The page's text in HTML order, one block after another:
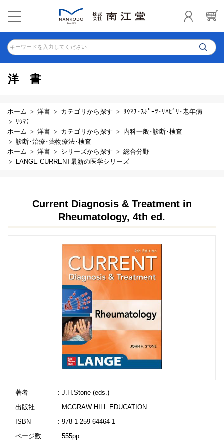
キーワードを入力してください
洋書
ホーム 洋書 カテゴリから探す
ﾘｳﾏﾁ･ｽﾎﾟｰﾂ･ﾘﾊﾋﾞﾘ･老年病
ﾘｳﾏﾁ
ホーム
洋書 カテゴリから探す
内科一般･診断･検査
診断･治療･薬物療法･検査
ホーム
洋書 シリーズから探す
総合分野
LANGE CURRENT最新の医学シリーズ
Current Diagnosis & Treatment in
Rheumatology, 4th ed.
著者
: J.H.Stone (eds.)
出版社
: MCGRAW HILL EDUCATION
ISBN
: 978-1-259-64464-1
ページ数
: 555pp.